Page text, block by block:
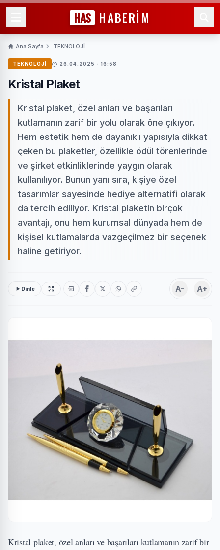
HAS HABERİM
Ana Sayfa TEKNOLOJİ
TEKNOLOJİ 26.04.2025 - 16:58
Kristal Plaket
Kristal plaket, özel anları ve başarıları
kutlamanın zarif bir yolu olarak öne çıkıyor.
Hem estetik hem de dayanıklı yapısıyla dikkat
çeken bu plaketler, özellikle ödül törenlerinde
ve şirket etkinliklerinde yaygın olarak
kullanılıyor. Bunun yanı sıra, kişiye özel
tasarımlar sayesinde hediye alternatifi olarak
da tercih ediliyor. Kristal plaketin birçok
avantajı, onu hem kurumsal dünyada hem de
kişisel kutlamalarda vazgeçilmez bir seçenek
haline getiriyor.
Dinle A- A+
Kristal plaket, özel anları ve başarıları kutlamanın zarif bir